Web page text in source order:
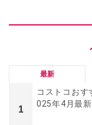
最新
1
コストコおす
025年4月最